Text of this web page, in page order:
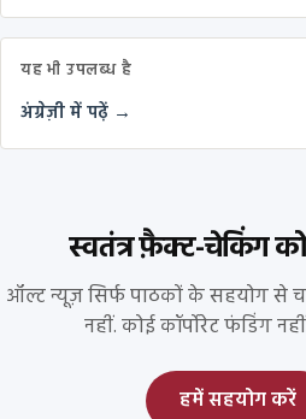
यह भी उपलब्ध है
अंग्रेज़ी में पढ़ें →
स्वतंत्र फ़ैक्ट-चेकिंग
ऑल्ट न्यूज़ सिर्फ पाठकों के सहयोग से
नहीं. कोई कॉर्पोरेट फंडिंग
हमें सहयोग करें